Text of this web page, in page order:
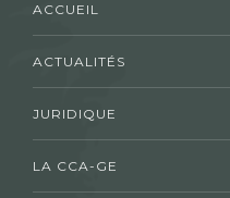
ACCUEIL
ACTUALITÉS
JURIDIQUE
LA CCA-GE